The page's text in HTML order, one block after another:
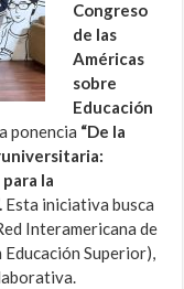
Congreso
de las
Américas
sobre
Educación
ponencia “De la
la
Esta iniciativa busca
Interamericana de
Superior),